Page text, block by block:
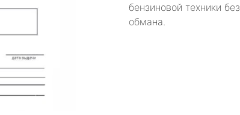
бензиновой техники без
обмана.